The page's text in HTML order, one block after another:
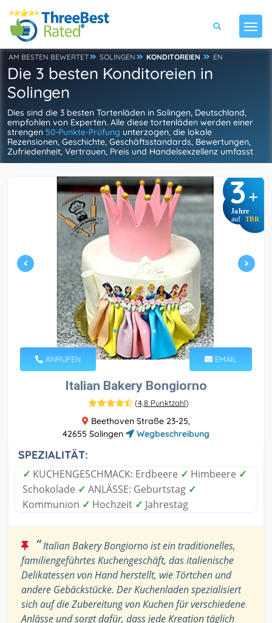
AM BESTEN BEWERTET SOLINGEN KONDITOREIEN EN
Die 3 besten Konditoreien in
Solingen
Dies sind die 3 besten Tortenläden in Solingen, Deutschland,
empfohlen von Experten. Alle diese tortenläden werden einer
strengen 50-Punkte-Prüfung unterzogen, die lokale
Rezensionen, Geschichte, Geschäftsstandards, Bewertungen,
Zufriedenheit, Vertrauen, Preis und Handelsexzellenz umfasst
3+
Jahre
auf TBR
ANRUFEN EMAIL
Italian Bakery Bongiorno
(4,8 Punktzahl)
Beethoven Straße 23-25,
42655 Solingen
Wegbeschreibung
SPEZIALITÄT:
✓ KUCHENGESCHMACK: Erdbeere ✓ Himbeere ✓
Schokolade ✓ ANLÄSSE: Geburtstag ✓
Kommunion ✓ Hochzeit ✓ Jahrestag
“Italian Bakery Bongiorno ist ein traditionelles,
familiengeführtes Kuchengeschäft, das italienische
Delikatessen von Hand herstellt, wie Törtchen und
andere Gebäckstücke. Der Kuchenladen spezialisiert
sich auf die Zubereitung von Kuchen für verschiedene
Anlässe und sorgt dafür, dass jede Kreation täglich